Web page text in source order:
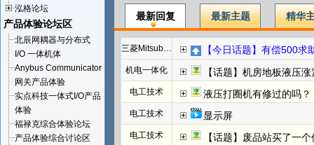
泓格论坛
产品体验论坛区
北辰网耦器与分布式
I/O 一体机体
Anybus Communicator
网关产品体验
实点科技一体式I/O产品
体验
福禄克综合体验论坛
产品体验综合讨论区
最新回复 最新主题 精华
三菱Mitsubishi 【今日话题】有偿500
机电一体化 【话题】机房地板液压
电工技术 液压打圈机有修过的吗？
电工技术 显示屏
电工技术 【话题】废品站买了一